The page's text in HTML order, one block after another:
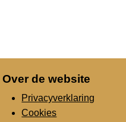
Over de website
Privacyverklaring
Cookies